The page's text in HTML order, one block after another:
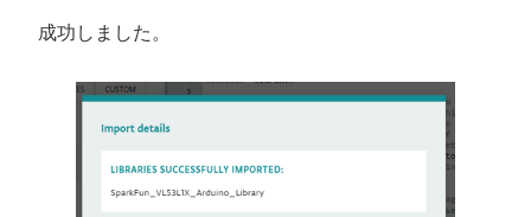
成功しました。